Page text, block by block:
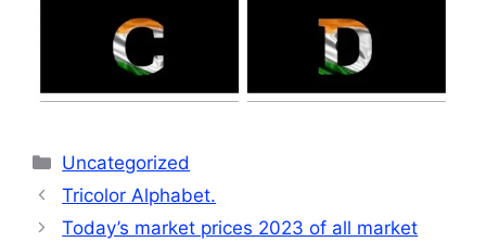
Categories
Uncategorized
Tricolor Alphabet.
Today’s market prices 2023 of all market